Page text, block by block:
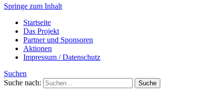
Springe zum Inhalt
Startseite
Das Projekt
Partner und Sponsoren
Aktionen
Impressum / Datenschutz
Suchen
Suche nach: